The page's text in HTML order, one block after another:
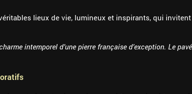
lieux de vie, lumineux et inspirants, qui
intemporel d’une pierre française d’exception. Le